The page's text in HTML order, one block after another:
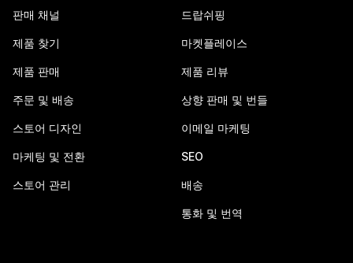
판매 채널
제품 찾기
제품 판매
주문 및 배송
스토어 디자인
마케팅 및 전환
스토어 관리
드랍쉬핑
마켓플레이스
제품 리뷰
상향 판매 및 번들
이메일 마케팅
SEO
배송
통화 및 번역